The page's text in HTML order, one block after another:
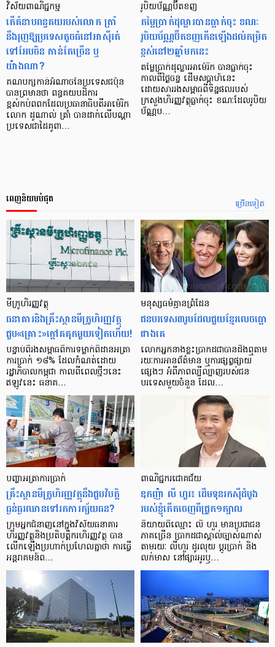
វិស័យពាណិជ្ជកម្ម
តើគំនាបពន្ធគយរបស់លោក ត្រាំ
នឹងរុញឱ្យប្រទេសតូចធំនៅអាស៊ីរត់
ទៅអែបចិន កាន់តែច្រើន ឬ
យ៉ាងណា?
គណបក្សកាន់អំណាចនៃប្រទេសជប៉ុន
បានព្រមានថា ពន្ធគយបដិការ
ខ្ពស់កប់ពពកដែលប្រធានាធិបតីអាម៉េរិក
លោក ដូណាល់ ត្រាំ បានដាក់លើបណ្ដា
ប្រទេសជាដៃគូពា…
រូបិយប័ណ្ណប៊ីតខញ
តម្លៃប្រាក់ដុល្លារបានធ្លាក់ចុះ ខណៈ
រូបិយប័ណ្ណប៊ីតខញកើនឡើងដល់កម្រិត
ខ្ពស់នៅ២ឆ្នាំមកនេះ
តម្លៃប្រាក់ដុល្លារអាម៉េរិក បានធ្លាក់ចុះ
កាលពីថ្ងៃចន្ទ ដើមសប្តាហ៍នេះ
ដោយសាររងសម្ពាធពីទិន្នផលរបស់
ក្រសួងហិរញ្ញវត្ថុធ្លាក់ចុះ ខណៈដែលរូបិយ
ប័ណ្ណប…
ច្រើនទៀត
ពេញនិយមបំផុត
មីក្រូ​ហិរញ្ញវត្ថុ
ធនាគារ​និង​គ្រឹះស្ថាន​មីក្រូ​ហិរញ្ញវត្ថុ​
ជួប«គ្រោះ»ក្តៅ​គគុក​មួយ​ទៀត​ហើយ!
បន្ទាប់​ពី​រង​សម្ពាធ​​ពី​ការ​ទម្លាក់​ពិដាន​អត្រា​
ការ​ប្រាក់ ១៨​% ដែល​កំណត់​ដោយ​
រដ្ឋាភិបាល​កម្ពុជា កាល​ពី​ពេល​ថ្មីៗ​នេះ
ឥឡូវ​នេះ ធនាគ…
មនុស្ស​ធម៌​គ្មាន​ព្រំដែន
ជន​បរទេស​៣​រូប​ដែល​ជួយ​ខ្មែរ​លេច​ធ្លោ​
ជាង​គេ
លោកអ្នក​នាង​ខ្លះ​ប្រាកដ​ជា​បាន​​ដឹង​ឮ​តាម​
រយៈ​ការ​អាន​ព័ត៌មាន ឬ​ការ​ផ្សព្វផ្សាយ​
ផ្សេងៗ អំពី​ភាព​ល្បីល្បាញ​របស់​ជន​
បរទេស​មួយ​ចំនួន ដែល…
បញ្ហា​អត្រា​ការប្រាក់
គ្រឹះស្ថាន​មីក្រូ​ហិរញ្ញវត្ថុ​នឹង​ជួប​វិបត្តិ​
ធ្ងន់ធ្ងរ​ឈាន​ទៅ​រក​ការ​ក្ស័យធន?
ក្រុម​អ្នក​ជំនាញ​នៅ​ក្នុង​វិស័យ​ធនាគារ
ហិរញ្ញវត្ថុ​និង​ប្រតិបត្តិករ​ហិរញ្ញ​វត្ថុ បាន​​
លើក​ឡើង​ប្រហាក់​ប្រហែល​គ្នា​ថា ការ​ធ្វើ​
អន្តរាគមន៍​ព…
ពាណិជ្ជករជោគជ័យ
ឧកញ៉ា លី ហួរ៖ ដើមទុនរកស៊ីដំបូង
របស់ខ្ញុំកើតចេញពីជ្រូក១ក្បាល
និយាយ​ពី​ឈ្មោះ លី ហួរ មាន​ប្រជាជន​
ភាគ​ច្រើន ប្រាកដ​ជា​ស្គាល់​ច្បាស់​ណាស់
តាមរយៈ លីហួរ ដូរ​លុយ ប្តូរ​បា្រក់ និង​
លក់​មាស នៅ​ផ្សារ​អូរ​ឫ…